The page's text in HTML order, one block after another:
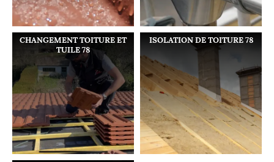
CHANGEMENT TOITURE ET
TUILE 78
ISOLATION DE TOITURE 78